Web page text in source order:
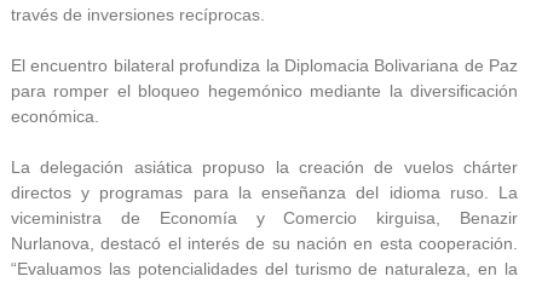
través de inversiones recíprocas.
El encuentro bilateral profundiza la Diplomacia Bolivariana de Paz
para romper el bloqueo hegemónico mediante la diversificación
económica.
La delegación asiática propuso la creación de vuelos chárter
directos y programas para la enseñanza del idioma ruso. La
viceministra de Economía y Comercio kirguisa, Benazir
Nurlanova, destacó el interés de su nación en esta cooperación.
“Evaluamos las potencialidades del turismo de naturaleza, en la